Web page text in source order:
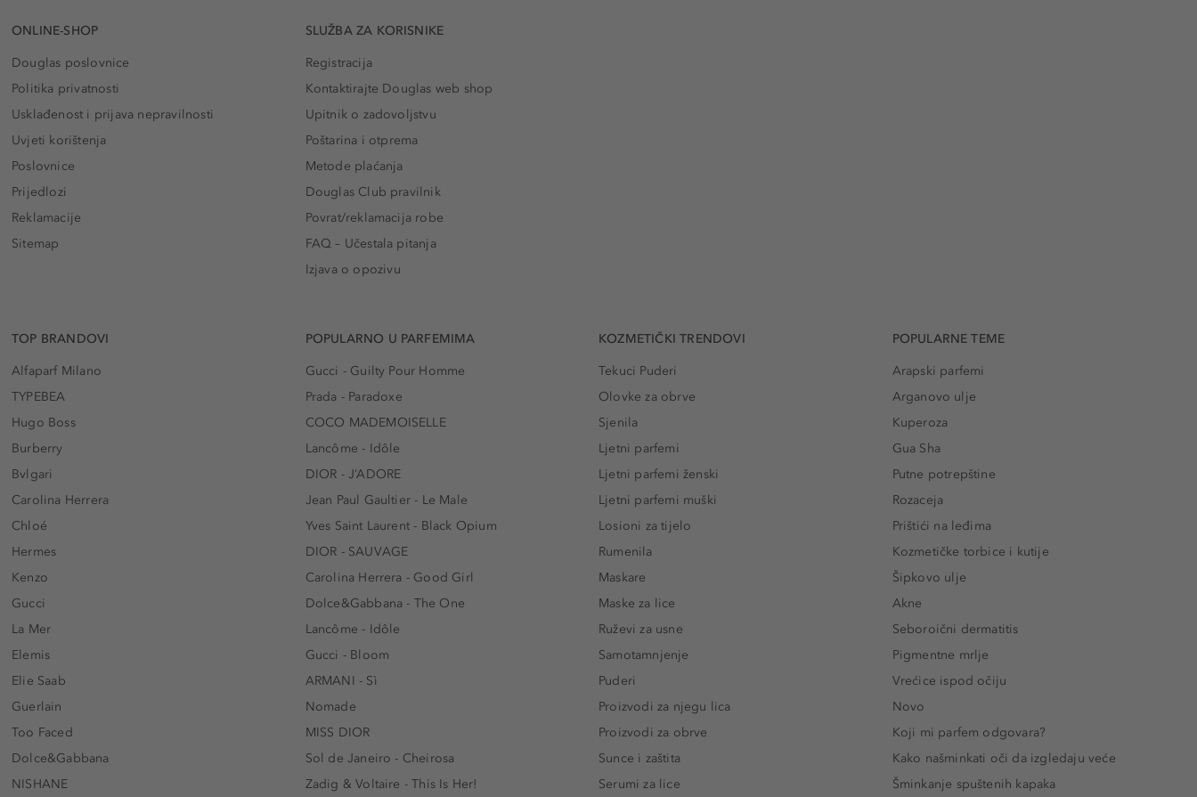
ONLINE-SHOP
Douglas poslovnice
Politika privatnosti
Usklađenost i prijava nepravilnosti
Uvjeti korištenja
Poslovnice
Prijedlozi
Reklamacije
Sitemap
SLUŽBA ZA KORISNIKE
Registracija
Kontaktirajte Douglas web shop
Upitnik o zadovoljstvu
Poštarina i otprema
Metode plaćanja
Douglas Club pravilnik
Povrat/reklamacija robe
FAQ – Učestala pitanja
Izjava o opozivu
TOP BRANDOVI
Alfaparf Milano
TYPEBEA
Hugo Boss
Burberry
Bvlgari
Carolina Herrera
Chloé
Hermes
Kenzo
Gucci
La Mer
Elemis
Elie Saab
Guerlain
Too Faced
Dolce&Gabbana
NISHANE
POPULARNO U PARFEMIMA
Gucci - Guilty Pour Homme
Prada - Paradoxe
COCO MADEMOISELLE
Lancôme - Idôle
DIOR - J’ADORE
Jean Paul Gaultier - Le Male
Yves Saint Laurent - Black Opium
DIOR - SAUVAGE
Carolina Herrera - Good Girl
Dolce&Gabbana - The One
Lancôme - Idôle
Gucci - Bloom
ARMANI - Sì
Nomade
MISS DIOR
Sol de Janeiro - Cheirosa
Zadig & Voltaire - This Is Her!
KOZMETIČKI TRENDOVI
Tekuci Puderi
Olovke za obrve
Sjenila
Ljetni parfemi
Ljetni parfemi ženski
Ljetni parfemi muški
Losioni za tijelo
Rumenila
Maskare
Maske za lice
Ruževi za usne
Samotamnjenje
Puderi
Proizvodi za njegu lica
Proizvodi za obrve
Sunce i zaštita
Serumi za lice
POPULARNE TEME
Arapski parfemi
Arganovo ulje
Kuperoza
Gua Sha
Putne potrepštine
Rozaceja
Prištići na leđima
Kozmetičke torbice i kutije
Šipkovo ulje
Akne
Seboroični dermatitis
Pigmentne mrlje
Vrećice ispod očiju
Novo
Koji mi parfem odgovara?
Kako našminkati oči da izgledaju veće
Šminkanje spuštenih kapaka